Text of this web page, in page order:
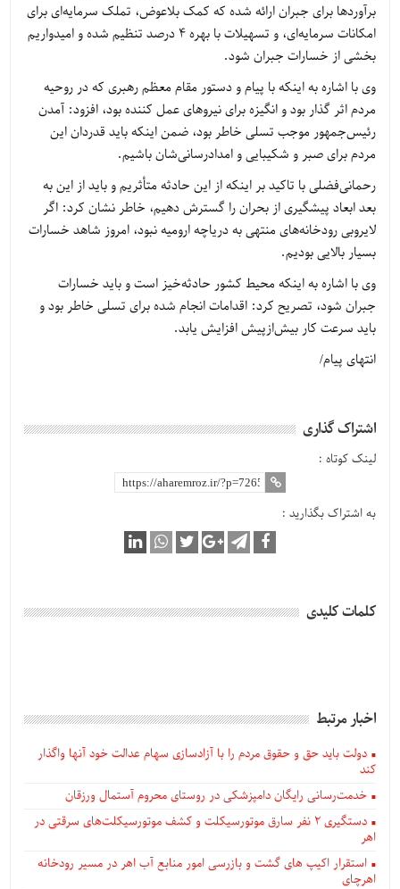
برآوردها برای جبران ارائه شده که کمک بلاعوض، تملک سرمایه‌ای برای
امکانات سرمایه‌ای، و تسهیلات با بهره 4 درصد تنظیم شده و امیدواریم
بخشی از خسارات جبران شود.
وی با اشاره به اینکه با پیام و دستور مقام معظم رهبری که در روحیه
مردم اثر گذار بود و انگیزه برای نیروهای عمل کننده بود، افزود: آمدن
رئیس‌جمهور موجب تسلی خاطر بود، ضمن اینکه باید قدردان این
مردم برای صبر و شکیبایی و امدادرسانی‌شان باشیم.
رحمانی‌فضلی با تاکید بر اینکه از این حادثه متأثریم و باید از این به
بعد ابعاد پیشگیری از بحران را گسترش دهیم، خاطر نشان کرد: اگر
لایروبی رودخانه‌های منتهی به دریاچه ارومیه نبود، امروز شاهد خسارات
بسیار بالایی بودیم.
وی با اشاره به اینکه محیط کشور حادثه‌خیز است و باید خسارات
جبران شود، تصریح کرد: اقدامات انجام شده برای تسلی خاطر بود و
باید سرعت کار بیش‌ازپیش افزایش یابد.
انتهای پیام/
اشتراک گذاری
لینک کوتاه :
به اشتراک بگذارید :
کلمات کلیدی
اخبار مرتبط
دولت باید حق و حقوق مردم را با آزادسازی سهام عدالت خود آنها واگذار
کند
خدمت‌رسانی رایگان دامپزشکی در روستای محروم آستمال ورزقان
دستگيری ۲ نفر سارق موتورسیکلت و کشف موتورسیکلت‌های سرقتی در
اهر
استقرار اکیپ های گشت و بازرسی امور منابع آب اهر در مسیر رودخانه
اهرچای